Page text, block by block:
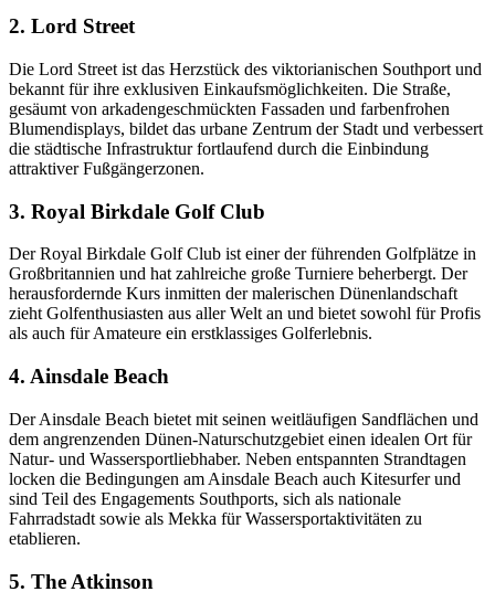
2. Lord Street
Die Lord Street ist das Herzstück des viktorianischen Southport und
bekannt für ihre exklusiven Einkaufsmöglichkeiten. Die Straße,
gesäumt von arkadengeschmückten Fassaden und farbenfrohen
Blumendisplays, bildet das urbane Zentrum der Stadt und verbessert
die städtische Infrastruktur fortlaufend durch die Einbindung
attraktiver Fußgängerzonen.
3. Royal Birkdale Golf Club
Der Royal Birkdale Golf Club ist einer der führenden Golfplätze in
Großbritannien und hat zahlreiche große Turniere beherbergt. Der
herausfordernde Kurs inmitten der malerischen Dünenlandschaft
zieht Golfenthusiasten aus aller Welt an und bietet sowohl für Profis
als auch für Amateure ein erstklassiges Golferlebnis.
4. Ainsdale Beach
Der Ainsdale Beach bietet mit seinen weitläufigen Sandflächen und
dem angrenzenden Dünen-Naturschutzgebiet einen idealen Ort für
Natur- und Wassersportliebhaber. Neben entspannten Strandtagen
locken die Bedingungen am Ainsdale Beach auch Kitesurfer und
sind Teil des Engagements Southports, sich als nationale
Fahrradstadt sowie als Mekka für Wassersportaktivitäten zu
etablieren.
5. The Atkinson